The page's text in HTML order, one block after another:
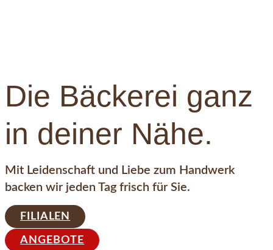
Die Bäckerei ganz
in deiner Nähe.
Mit Leidenschaft und Liebe zum Handwerk
backen wir jeden Tag frisch für Sie.
FILIALEN
ANGEBOTE